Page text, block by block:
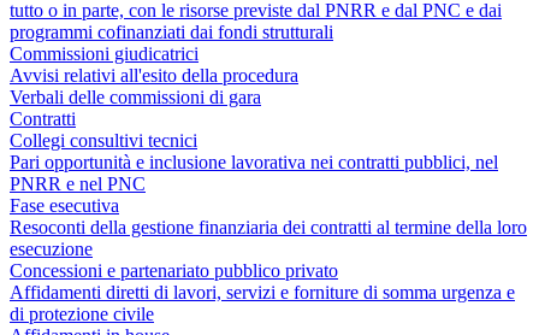
tutto o in parte, con le risorse previste dal PNRR e dal PNC e dai
programmi cofinanziati dai fondi strutturali
Commissioni giudicatrici
Avvisi relativi all'esito della procedura
Verbali delle commissioni di gara
Contratti
Collegi consultivi tecnici
Pari opportunità e inclusione lavorativa nei contratti pubblici, nel
PNRR e nel PNC
Fase esecutiva
Resoconti della gestione finanziaria dei contratti al termine della loro
esecuzione
Concessioni e partenariato pubblico privato
Affidamenti diretti di lavori, servizi e forniture di somma urgenza e
di protezione civile